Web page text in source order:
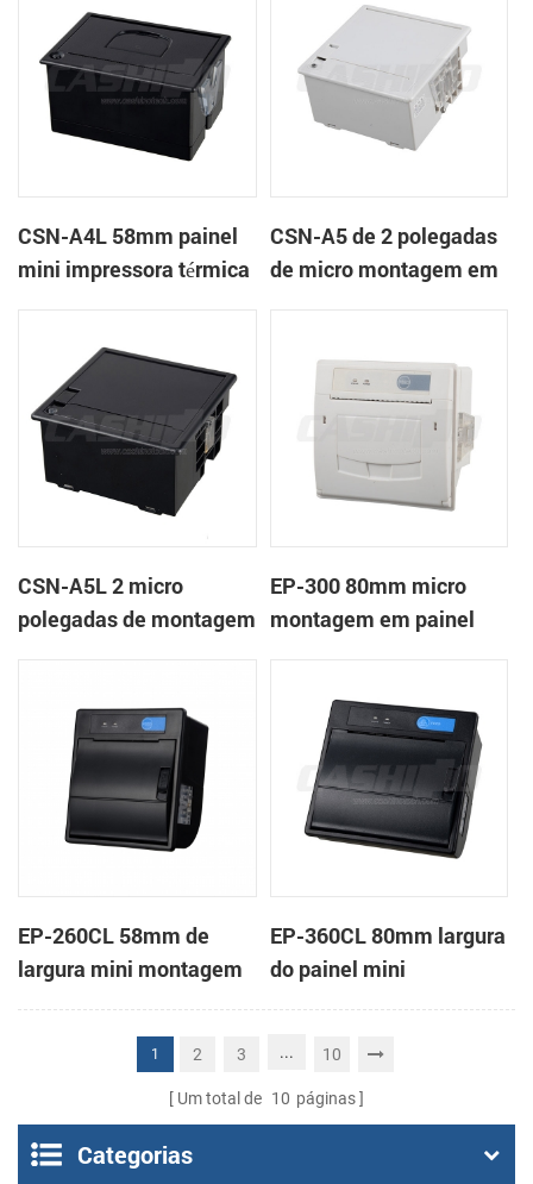
CSN-A4L 58mm painel
mini impressora térmica
CSN-A5 de 2 polegadas
de micro montagem em
CSN-A5L 2 micro
polegadas de montagem
EP-300 80mm micro
montagem em painel
EP-260CL 58mm de
largura mini montagem
em painel impressora
térmica com a auto-
EP-360CL 80mm largura
do painel mini
impressora térmica com
1 2 3 ... 10
Um total de 10 páginas
Categorias